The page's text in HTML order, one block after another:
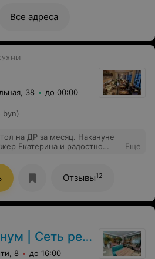
попросила добавить тапиоку
не было. Очень
Все адреса
38 до 00:00
byn)
на ДР за месяц. Накануне
Екатерина и радостно
об этом никто не
ничего приличного
Еще
Отзывы12
Виктория
8 до 16:00